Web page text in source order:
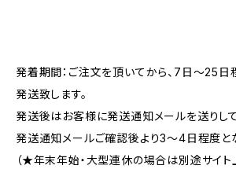
発着期間：ご注文を頂いてから、7日〜25日
発送致します。
発送後はお客様に発送通知メールを送りし
発送通知メールご確認後より3〜4日程度と
（★年末年始・大型連休の場合は別途サイト